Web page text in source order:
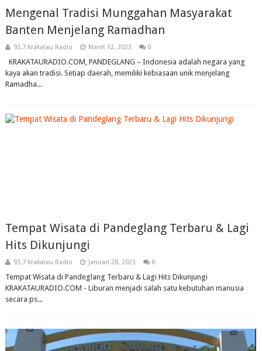
Mengenal Tradisi Munggahan Masyarakat
Banten Menjelang Ramadhan
93,7 Krakatau Radio Maret 12, 2023 0
KRAKATAURADIO.COM, PANDEGLANG – Indonesia adalah negara yang
kaya akan tradisi. Setiap daerah, memiliki kebiasaan unik menjelang
Ramadha...
Tempat Wisata di Pandeglang Terbaru & Lagi
Hits Dikunjungi
93,7 Krakatau Radio Januari 28, 2023 0
Tempat Wisata di Pandeglang Terbaru & Lagi Hits Dikunjungi
KRAKATAURADIO.COM - Liburan menjadi salah satu kebutuhan manusia
secara ps...